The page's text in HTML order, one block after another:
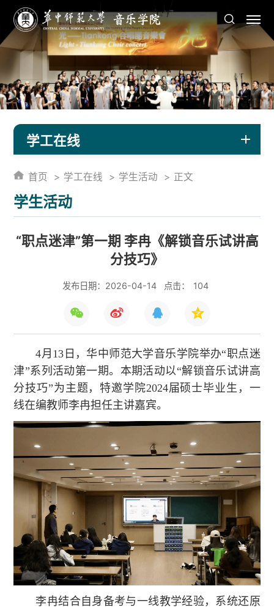
学工在线
学生活动
首页 学工在线 学生活动 正文
“职点迷津”第一期 李冉《解锁音乐试讲高
分技巧》
发布日期：2026-04-14 点击： 104
4月13日，华中师范大学音乐学院举办“职点迷
津”系列活动第一期。本期活动以“解锁音乐试讲高
分技巧”为主题，特邀学院2024届硕士毕业生，一
线在编教师李冉担任主讲嘉宾。
李冉结合自身备考与一线教学经验，系统还原